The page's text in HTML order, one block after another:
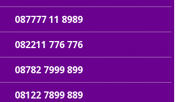
087777 11 8989
082211 776 776
08782 7999 899
08122 7899 889